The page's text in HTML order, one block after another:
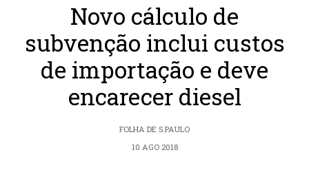
Novo cálculo de
subvenção inclui custos
de importação e deve
encarecer diesel
FOLHA DE S.PAULO
10 AGO 2018